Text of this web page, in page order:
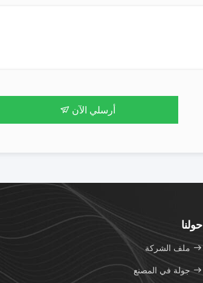
أرسلي الآن
حولنا
ملف الشركة
جولة في المصنع